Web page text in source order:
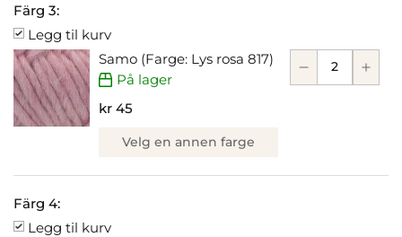
Färg 3:
Legg til kurv
Samo (Farge: Lys rosa 817)
På lager
kr 45
Velg en annen farge
Färg 4:
Legg til kurv